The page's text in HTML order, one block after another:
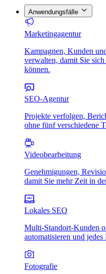
Anwendungsfälle
Marketingagentur
Kampagnen, Kunden
verwalten, damit Sie
können.
SEO-Agentur
Projekte verfolgen,
ohne fünf verschiedene
Videobearbeitung
Genehmigungen,
damit Sie mehr Zeit in
Lokales SEO
Multi-Standort-Kunden
automatisieren und
Fotografie